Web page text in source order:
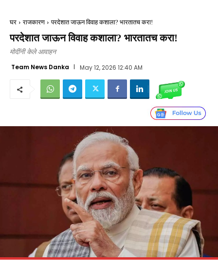
घर राजकारण परदेशात जाऊन विवाह कशाला? भारतातच करा!
परदेशात जाऊन विवाह कशाला? भारतातच करा!
मोदींनी केले आवाहन
Team News Danka May 12, 2026 12:40 AM